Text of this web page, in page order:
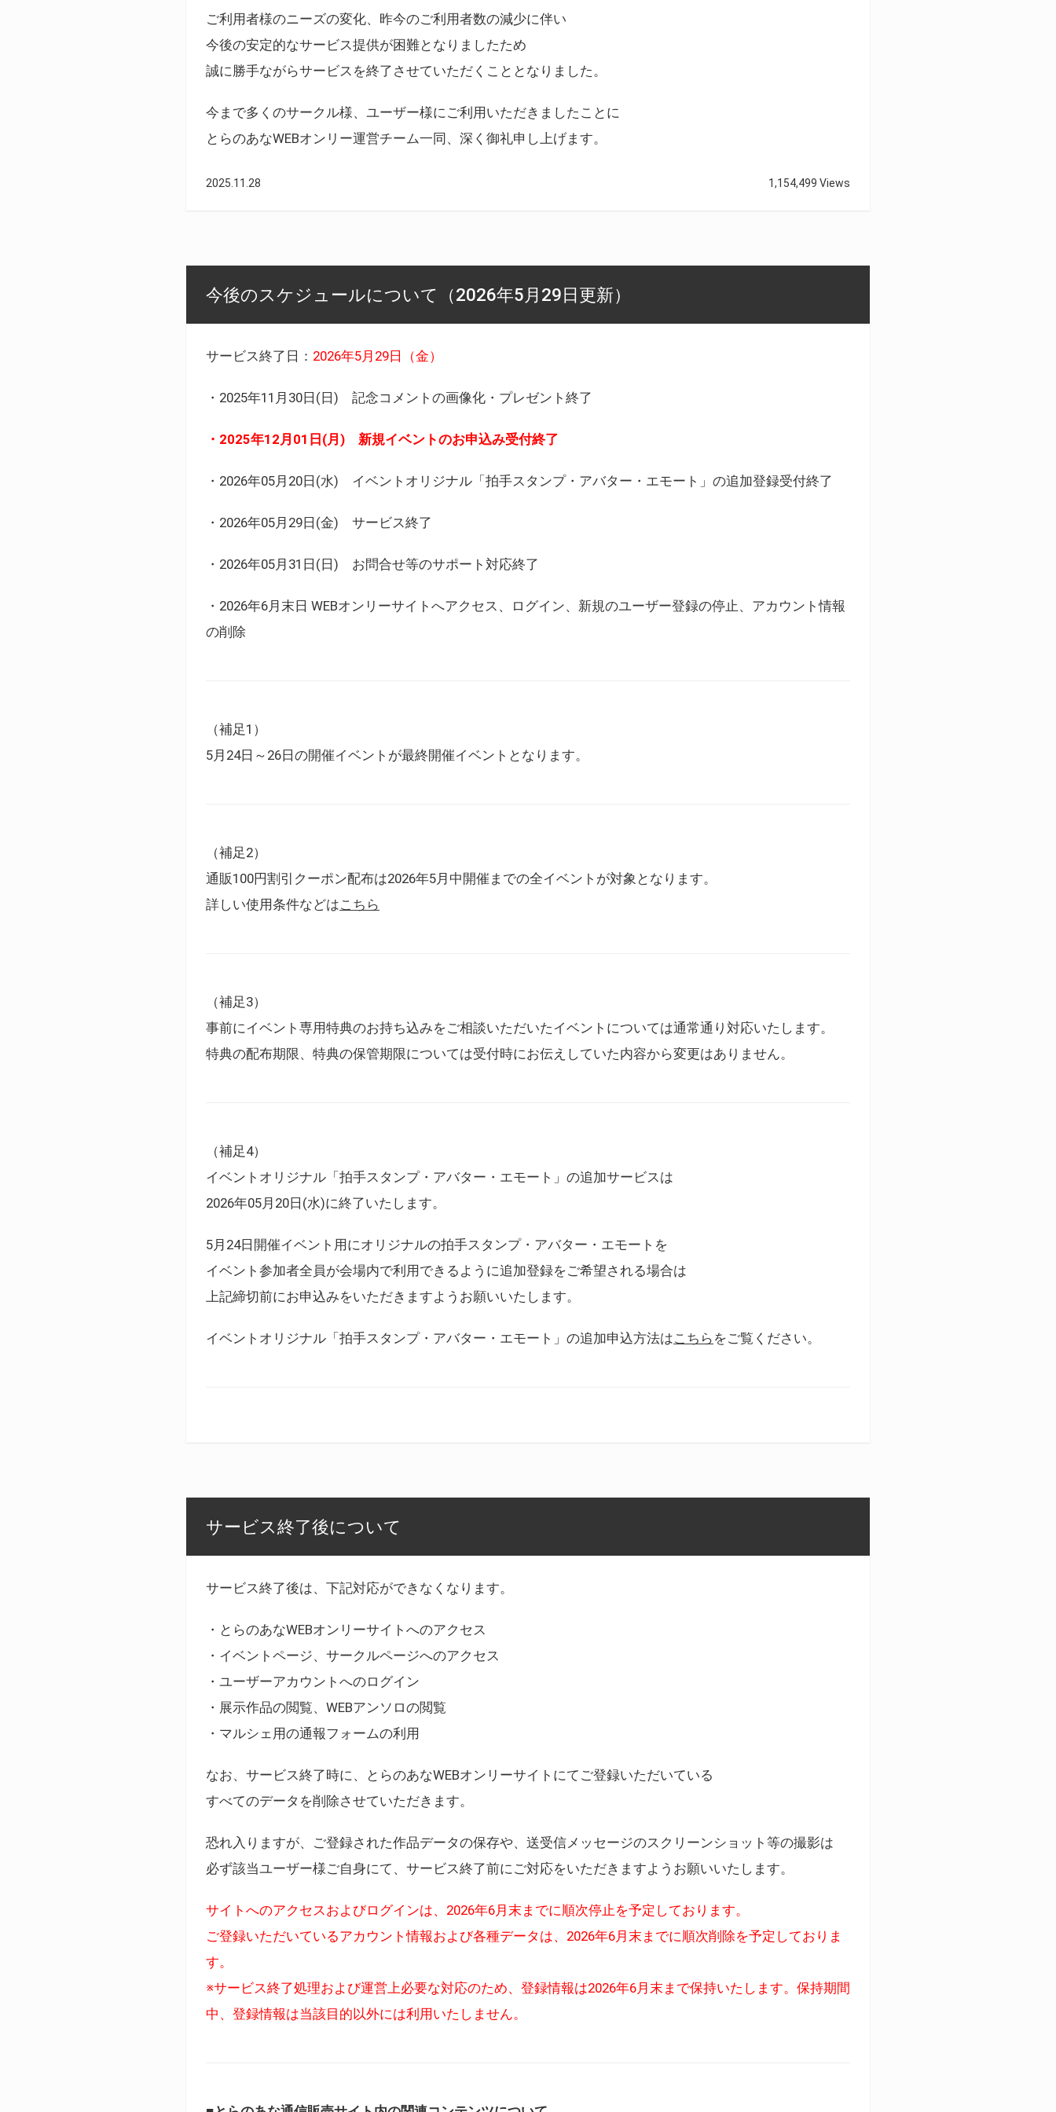
ご利用者様のニーズの変化、昨今のご利用者数の減少に伴い
今後の安定的なサービス提供が困難となりましたため
誠に勝手ながらサービスを終了させていただくこととなりました。
今まで多くのサークル様、ユーザー様にご利用いただきましたことに
とらのあなWEBオンリー運営チーム一同、深く御礼申し上げます。
2025.11.28 1,154,499 Views
今後のスケジュールについて（2026年5月29日更新）
サービス終了日： 2026年5月29日（金）
・2025年11月30日(日) 記念コメントの画像化・プレゼント終了
・2025年12月01日(月) 新規イベントのお申込み受付終了
・2026年05月20日(水) イベントオリジナル「拍手スタンプ・アバター・エモート」の追加登録受付終了
・2026年05月29日(金) サービス終了
・2026年05月31日(日) お問合せ等のサポート対応終了
・2026年6月末日 WEBオンリーサイトへアクセス、ログイン、新規のユーザー登録の停止、アカウント情報
の削除
（補足1）
5月24日～26日の開催イベントが最終開催イベントとなります。
（補足2）
通販100円割引クーポン配布は2026年5月中開催までの全イベントが対象となります。
詳しい使用条件などはこちら
（補足3）
事前にイベント専用特典のお持ち込みをご相談いただいたイベントについては通常通り対応いたします。
特典の配布期限、特典の保管期限については受付時にお伝えしていた内容から変更はありません。
（補足4）
イベントオリジナル「拍手スタンプ・アバター・エモート」の追加サービスは
2026年05月20日(水)に終了いたします。
5月24日開催イベント用にオリジナルの拍手スタンプ・アバター・エモートを
イベント参加者全員が会場内で利用できるように追加登録をご希望される場合は
上記締切前にお申込みをいただきますようお願いいたします。
イベントオリジナル「拍手スタンプ・アバター・エモート」の追加申込方法はこちら をご覧ください。
サービス終了後について
サービス終了後は、下記対応ができなくなります。
・とらのあなWEBオンリーサイトへのアクセス
・イベントページ、サークルページへのアクセス
・ユーザーアカウントへのログイン
・展示作品の閲覧、WEBアンソロの閲覧
・マルシェ用の通報フォームの利用
なお、サービス終了時に、とらのあなWEBオンリーサイトにてご登録いただいている
すべてのデータを削除させていただきます。
恐れ入りますが、ご登録された作品データの保存や、送受信メッセージのスクリーンショット等の撮影は
必ず該当ユーザー様ご自身にて、サービス終了前にご対応をいただきますようお願いいたします。
サイトへのアクセスおよびログインは、2026年6月末までに順次停止を予定しております。
ご登録いただいているアカウント情報および各種データは、2026年6月末までに順次削除を予定しておりま
す。
※サービス終了処理および運営上必要な対応のため、登録情報は2026年6月末まで保持いたします。保持期間
中、登録情報は当該目的以外には利用いたしません。